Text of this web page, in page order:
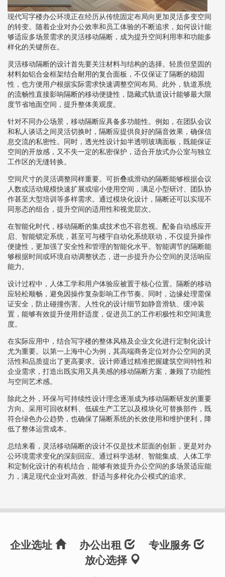
现代写字楼办公环境正在经历从传统固定布局向更加灵活多变空间
的转变。随着企业对办公效率和员工体验的不断追求，如何设计能
够适应多场景需求的灵活移动隔断，成为提升空间利用率和功能多
样化的关键所在。
灵活移动隔断的设计首先要关注材料与结构的选择。轻质但坚固的
材料如铝合金框架结合耐用的复合面板，不仅保证了隔断的稳固
性，也方便用户根据实际需求快速调整空间布局。此外，轨道系统
的流畅性直接影响隔断的移动便捷性，隐藏式轨道设计能够最大限
度节省地面空间，提升整体美观度。
针对不同办公场景，移动隔断应具备多功能性。例如，在团队会议
和私人谈话之间灵活切换时，隔断应提供良好的隔音效果，确保信
息交流的私密性。同时，透光性设计如半透明玻璃面板，既能保证
空间的开放感，又不失一定的私密保护，适合开放式办公室与独立
工作区的无缝转换。
空间尺寸的灵活调整同样重要。可折叠或滑动的隔断能够根据会议
人数或活动规模快速扩展或缩小使用空间，满足小型研讨、团队协
作甚至大型培训等多样需求。通过模块化设计，隔断还可以实现不
同形态的组合，提升空间的适用性和视觉层次。
在智能化时代，移动隔断的集成技术也不容忽视。配备自动感应开
启、智能锁定系统，甚至可与楼宇自动化系统联动，不仅提升操作
便捷性，更加强了安全性和管理的智能化水平。智能调节的隔断能
够根据时间或环境自动调整状态，进一步提升办公空间的灵活响应
能力。
设计过程中，人体工学和用户体验应被置于核心位置。隔断的移动
应轻松顺畅，避免因操作复杂影响工作节奏。同时，边缘处理需保
证安全，防止碰撞伤害。人性化的设计细节如静音滑轨、缓冲装
置，能够有效提升使用舒适度，促进员工的工作积极性和空间满意
度。
在实际应用中，结合写字楼的整体风格及企业文化进行定制化设计
尤为重要。以第一上海中心为例，其高端商务定位对办公空间的灵
活性和品质提出了更高要求。设计师通过精准把握建筑空间特性和
企业需求，打造出既实用又具美感的移动隔断方案，兼顾了功能性
与空间艺术感。
除此之外，环保与可持续性设计理念逐渐成为移动隔断研发的重要
方向。采用可回收材料、低碳生产工艺以及模块化可替换部件，既
符合绿色办公趋势，也确保了隔断系统的长效使用和维护便利，降
低了整体运营成本。
总结来看，灵活移动隔断的设计不仅是技术层面的创新，更是对办
公环境需求变化的深刻回应。通过科学选材、智能集成、人体工学
和定制化设计的有机结合，能够有效提升办公空间的多场景适应能
力，满足现代企业对高效、舒适与多样化办公模式的追求。
企业选址 办公出租
专业服务
放心选择